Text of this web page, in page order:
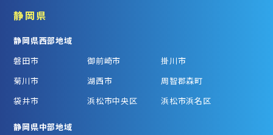
静岡県
静岡県西部地域
磐田市
御前崎市
掛川市
菊川市
湖西市
周智郡森町
袋井市
浜松市中央区 浜松市浜名区
静岡県中部地域